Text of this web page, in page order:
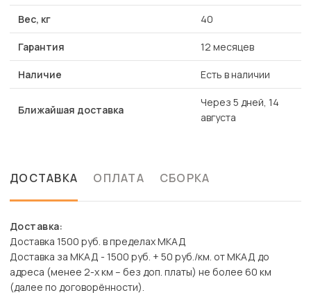
Вес, кг 40
Гарантия 12 месяцев
Наличие Есть в наличии
Ближайшая доставка
Через 5 дней, 14
августа
ДОСТАВКА ОПЛАТА СБОРКА
Доставка:
Доставка 1500 руб. в пределах МКАД
Доставка за МКАД - 1500 руб. + 50 руб./км. от МКАД до
адреса (менее 2-х км – без доп. платы) не более 60 км
(далее по договорённости).